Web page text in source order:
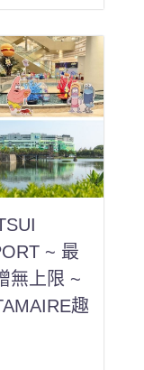
~ 最
無上限 ~
趣